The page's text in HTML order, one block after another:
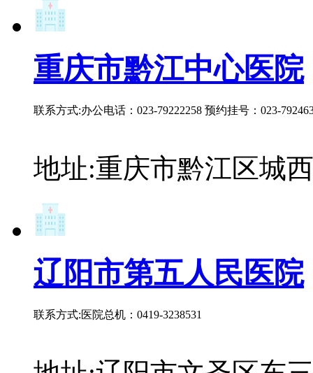
重庆市黔江中心医院
联系方式:办公电话：023-79222258 预约挂号：023-
地址:重庆市黔江区城
辽阳市第五人民医院
联系方式:医院总机：0419-3238531